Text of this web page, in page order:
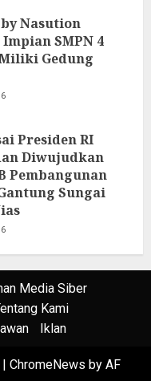
Nasution
SMPN 4
Gedung
Presiden RI
Diwujudkan
Pembangunan
Sungai
Media Siber
Kami
Iklan
| ChromeNews by AF